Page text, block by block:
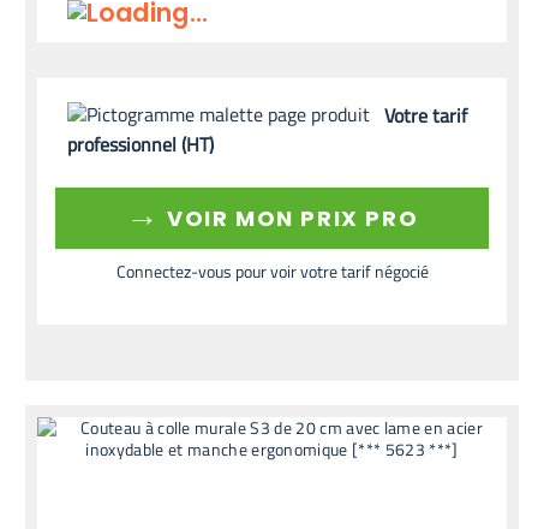
Votre tarif
professionnel (HT)
→ VOIR MON PRIX PRO
Connectez-vous pour voir votre tarif négocié